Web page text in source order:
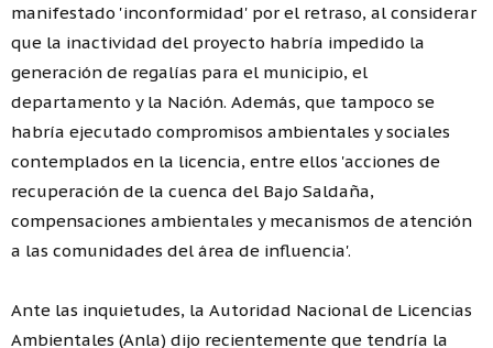
manifestado 'inconformidad' por el retraso, al considerar
que la inactividad del proyecto habría impedido la
generación de regalías para el municipio, el
departamento y la Nación. Además, que tampoco se
habría ejecutado compromisos ambientales y sociales
contemplados en la licencia, entre ellos 'acciones de
recuperación de la cuenca del Bajo Saldaña,
compensaciones ambientales y mecanismos de atención
a las comunidades del área de influencia'.
Ante las inquietudes, la Autoridad Nacional de Licencias
Ambientales (Anla) dijo recientemente que tendría la